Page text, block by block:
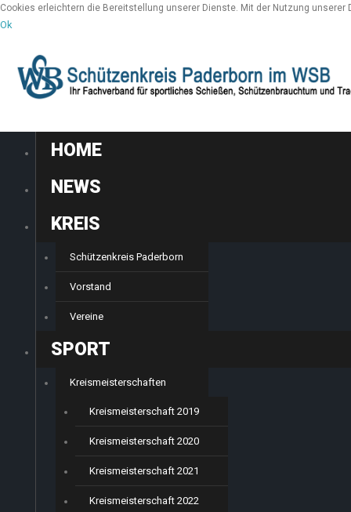
Cookies erleichtern die Bereitstellung unserer Dienste. Mit der Nutzung
Ok
HOME
NEWS
KREIS
Schützenkreis Paderborn
Vorstand
Vereine
SPORT
Kreismeisterschaften
Kreismeisterschaft 2019
Kreismeisterschaft 2020
Kreismeisterschaft 2021
Kreismeisterschaft 2022